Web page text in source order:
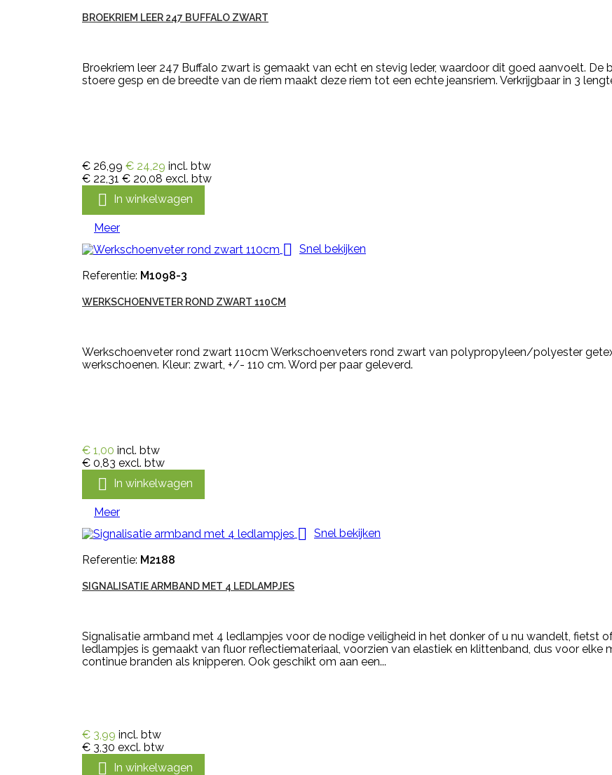
BROEKRIEM LEER 247 BUFFALO ZWART
Broekriem leer 247 Buffalo zwart is gemaakt van echt en stevig leder, waardoor dit goed aanvoelt. De
stoere gesp en de breedte van de riem maakt deze riem tot een echte jeansriem. Verkrijgbaar in 3
€ 26,99 € 24,29 incl. btw
€ 22,31 € 20,08 excl. btw
 In winkelwagen
Meer
 Snel bekijken
Referentie: M1098-3
WERKSCHOENVETER ROND ZWART 110CM
Werkschoenveter rond zwart 110cm Werkschoenveters rond zwart van polypropyleen/polyester
werkschoenen. Kleur: zwart, +/- 110 cm. Word per paar geleverd.
€ 1,00 incl. btw
€ 0,83 excl. btw
 In winkelwagen
Meer
 Snel bekijken
Referentie: M2188
SIGNALISATIE ARMBAND MET 4 LEDLAMPJES
Signalisatie armband met 4 ledlampjes voor de nodige veiligheid in het donker of u nu wandelt, fietst
ledlampjes is gemaakt van fluor reflectiemateriaal, voorzien van elastiek en klittenband, dus voor elke
continue branden als knipperen. Ook geschikt om aan een...
€ 3,99 incl. btw
€ 3,30 excl. btw
 In winkelwagen